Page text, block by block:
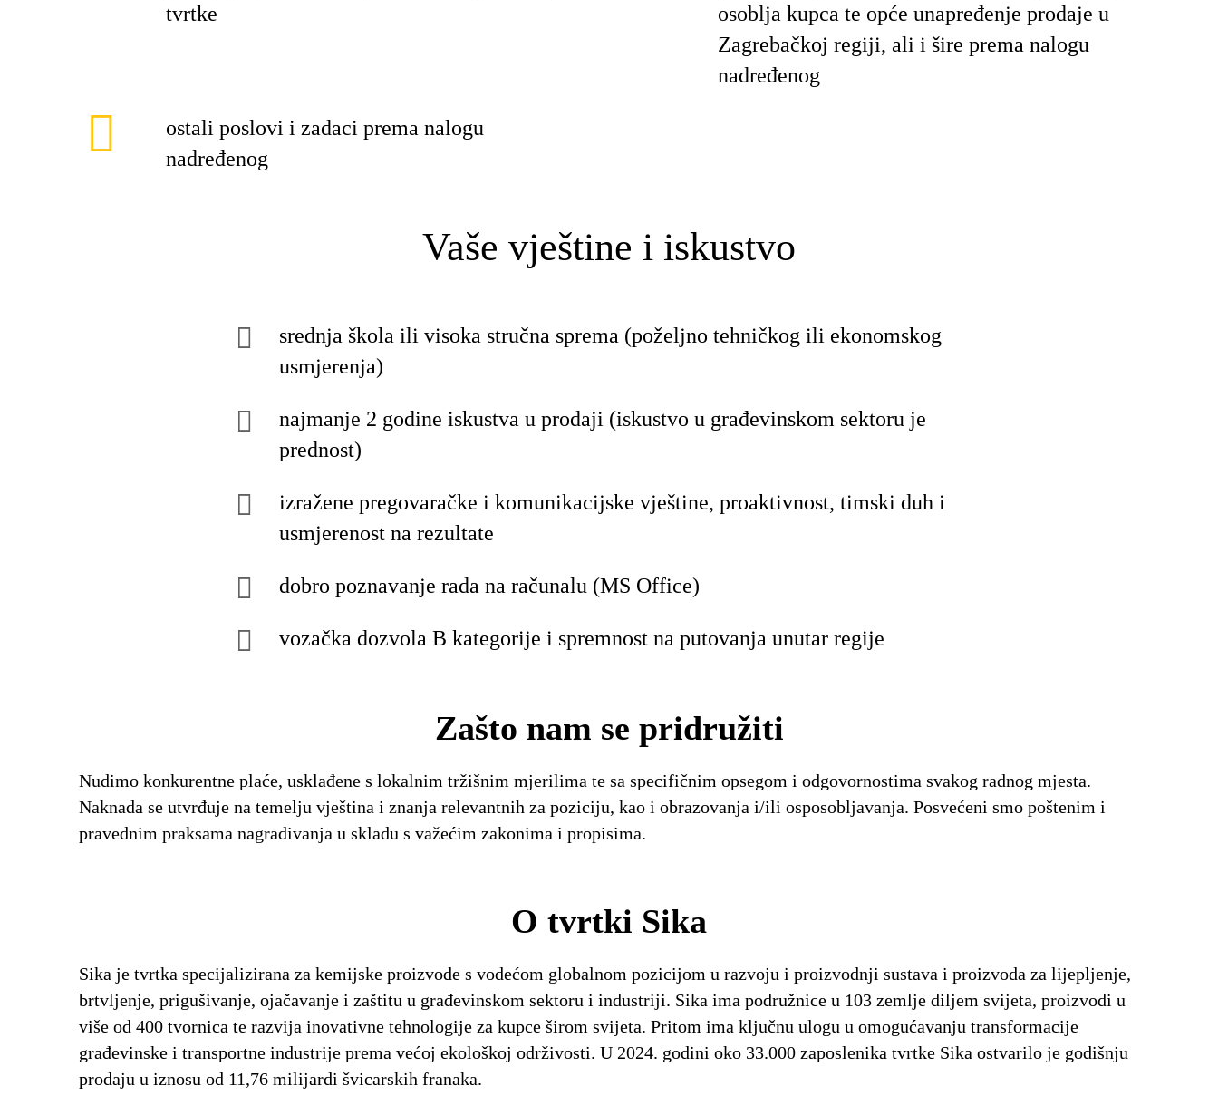
tvrtke
osoblja kupca te opće unapređenje prodaje u
Zagrebačkoj regiji, ali i šire prema nalogu
nadređenog
ostali poslovi i zadaci prema nalogu
nadređenog
Vaše vještine i iskustvo
srednja škola ili visoka stručna sprema (poželjno tehničkog ili ekonomskog
usmjerenja)
najmanje 2 godine iskustva u prodaji (iskustvo u građevinskom sektoru je
prednost)
izražene pregovaračke i komunikacijske vještine, proaktivnost, timski duh i
usmjerenost na rezultate
dobro poznavanje rada na računalu (MS Office)
vozačka dozvola B kategorije i spremnost na putovanja unutar regije
Zašto nam se pridružiti
Nudimo konkurentne plaće, usklađene s lokalnim tržišnim mjerilima te sa specifičnim opsegom i odgovornostima svakog radnog mjesta.
Naknada se utvrđuje na temelju vještina i znanja relevantnih za poziciju, kao i obrazovanja i/ili osposobljavanja. Posvećeni smo poštenim i
pravednim praksama nagrađivanja u skladu s važećim zakonima i propisima.
O tvrtki Sika
Sika je tvrtka specijalizirana za kemijske proizvode s vodećom globalnom pozicijom u razvoju i proizvodnji sustava i proizvoda za lijepljenje,
brtvljenje, prigušivanje, ojačavanje i zaštitu u građevinskom sektoru i industriji. Sika ima podružnice u 103 zemlje diljem svijeta, proizvodi u
više od 400 tvornica te razvija inovativne tehnologije za kupce širom svijeta. Pritom ima ključnu ulogu u omogućavanju transformacije
građevinske i transportne industrije prema većoj ekološkoj održivosti. U 2024. godini oko 33.000 zaposlenika tvrtke Sika ostvarilo je godišnju
prodaju u iznosu od 11,76 milijardi švicarskih franaka.